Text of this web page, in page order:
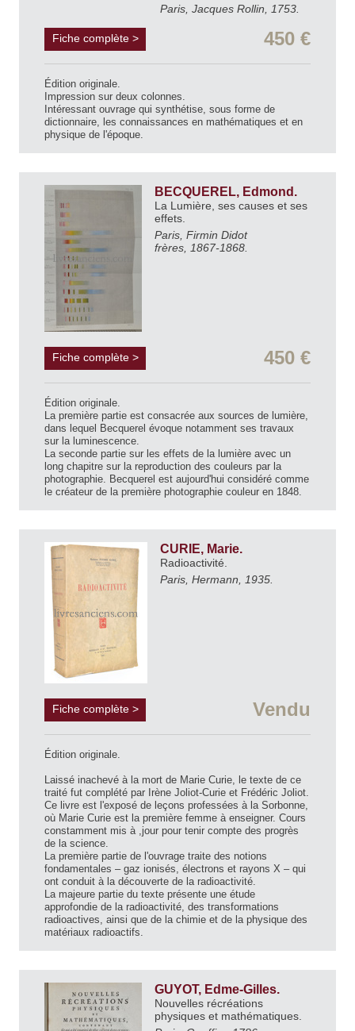
Paris, Jacques Rollin, 1753.
Fiche complète > 450 €
Édition originale.
Impression sur deux colonnes.
Intéressant ouvrage qui synthétise, sous forme de
dictionnaire, les connaissances en mathématiques et en
physique de l'époque.
BECQUEREL, Edmond.
La Lumière, ses causes et ses
effets.
Paris, Firmin Didot
frères, 1867-1868.
Fiche complète > 450 €
Édition originale.
La première partie est consacrée aux sources de lumière,
dans lequel Becquerel évoque notamment ses travaux
sur la luminescence.
La seconde partie sur les effets de la lumière avec un
long chapitre sur la reproduction des couleurs par la
photographie. Becquerel est aujourd'hui considéré comme
le créateur de la première photographie couleur en 1848.
CURIE, Marie.
Radioactivité.
Paris, Hermann, 1935.
Fiche complète > Vendu
Édition originale.
Laissé inachevé à la mort de Marie Curie, le texte de ce
traité fut complété par Irène Joliot-Curie et Frédéric Joliot.
Ce livre est l'exposé de leçons professées à la Sorbonne,
où Marie Curie est la première femme à enseigner. Cours
constamment mis à ,jour pour tenir compte des progrès
de la science.
La première partie de l'ouvrage traite des notions
fondamentales – gaz ionisés, électrons et rayons X – qui
ont conduit à la découverte de la radioactivité.
La majeure partie du texte présente une étude
approfondie de la radioactivité, des transformations
radioactives, ainsi que de la chimie et de la physique des
matériaux radioactifs.
GUYOT, Edme-Gilles.
Nouvelles récréations
physiques et mathématiques.